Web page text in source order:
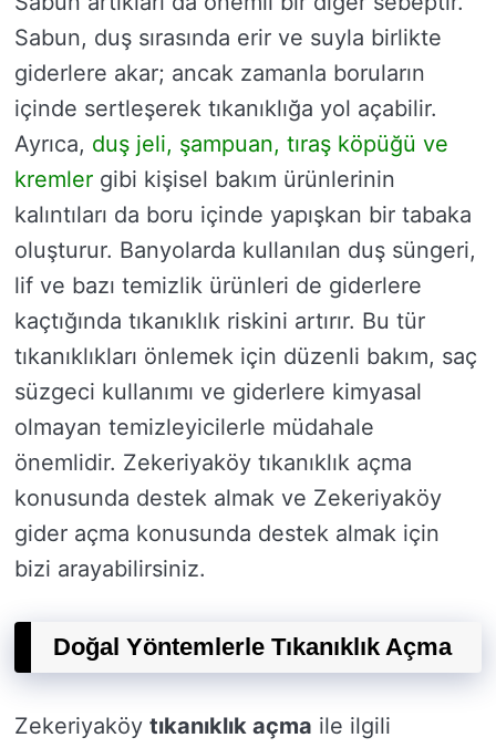
Sabun, duş sırasında erir ve suyla birlikte
giderlere akar; ancak zamanla boruların
içinde sertleşerek tıkanıklığa yol açabilir.
Ayrıca, duş jeli, şampuan, tıraş köpüğü ve
kremler gibi kişisel bakım ürünlerinin
kalıntıları da boru içinde yapışkan bir tabaka
oluşturur. Banyolarda kullanılan duş süngeri,
lif ve bazı temizlik ürünleri de giderlere
kaçtığında tıkanıklık riskini artırır. Bu tür
tıkanıklıkları önlemek için düzenli bakım, saç
süzgeci kullanımı ve giderlere kimyasal
olmayan temizleyicilerle müdahale
önemlidir. Zekeriyaköy tıkanıklık açma
konusunda destek almak ve Zekeriyaköy
gider açma konusunda destek almak için
bizi arayabilirsiniz.
Doğal Yöntemlerle Tıkanıklık Açma
Zekeriyaköy tıkanıklık açma ile ilgili